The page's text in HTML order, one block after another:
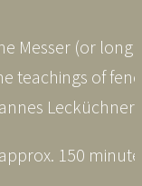
Messer (or long
teachings of
Lecküchner.
150